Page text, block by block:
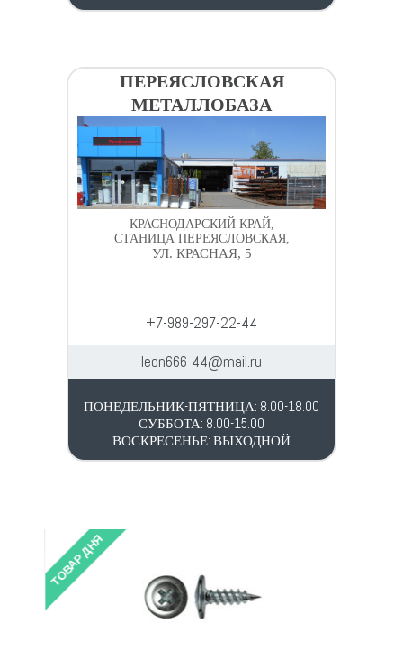
ПЕРЕЯСЛОВСКАЯ
МЕТАЛЛОБАЗА
КРАСНОДАРСКИЙ КРАЙ,
СТАНИЦА ПЕРЕЯСЛОВСКАЯ,
УЛ. КРАСНАЯ, 5
+7-989-297-22-44
leon666-44@mail.ru
ПОНЕДЕЛЬНИК-ПЯТНИЦА: 8.00-18.00
СУББОТА: 8.00-15.00
ВОСКРЕСЕНЬЕ: ВЫХОДНОЙ
ТОВАР ДНЯ